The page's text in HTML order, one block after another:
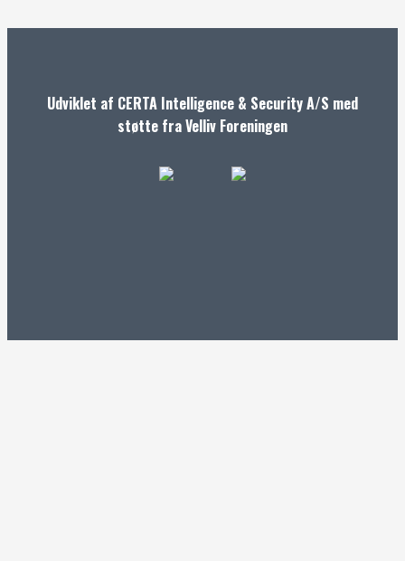
Udviklet af CERTA Intelligence & Security A/S med
støtte fra Velliv Foreningen